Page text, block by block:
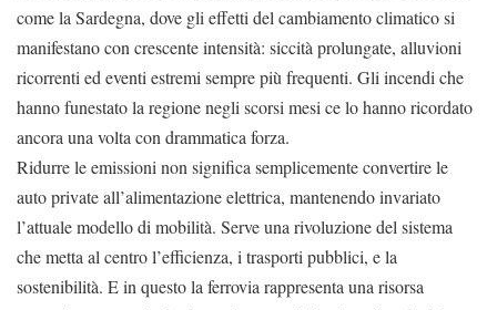
come la Sardegna, dove gli effetti del cambiamento climatico si
manifestano con crescente intensità: siccità prolungate, alluvioni
ricorrenti ed eventi estremi sempre più frequenti. Gli incendi che
hanno funestato la regione negli scorsi mesi ce lo hanno ricordato
ancora una volta con drammatica forza.
Ridurre le emissioni non significa semplicemente convertire le
auto private all’alimentazione elettrica, mantenendo invariato
l’attuale modello di mobilità. Serve una rivoluzione del sistema
che metta al centro l’efficienza, i trasporti pubblici, e la
sostenibilità. E in questo la ferrovia rappresenta una risorsa